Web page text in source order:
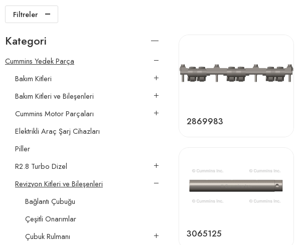
Filtreler
2869983
3065125
Kategori
Cummins Yedek Parça
Bakım Kitleri
Bakım Kitleri ve Bileşenleri
Cummins Motor Parçaları
Elektrikli Araç Şarj Cihazları
Piller
R2.8 Turbo Dizel
Revizyon Kitleri ve Bileşenleri
Bağlantı Çubuğu
Çeşitli Onarımlar
Çubuk Rulmanı